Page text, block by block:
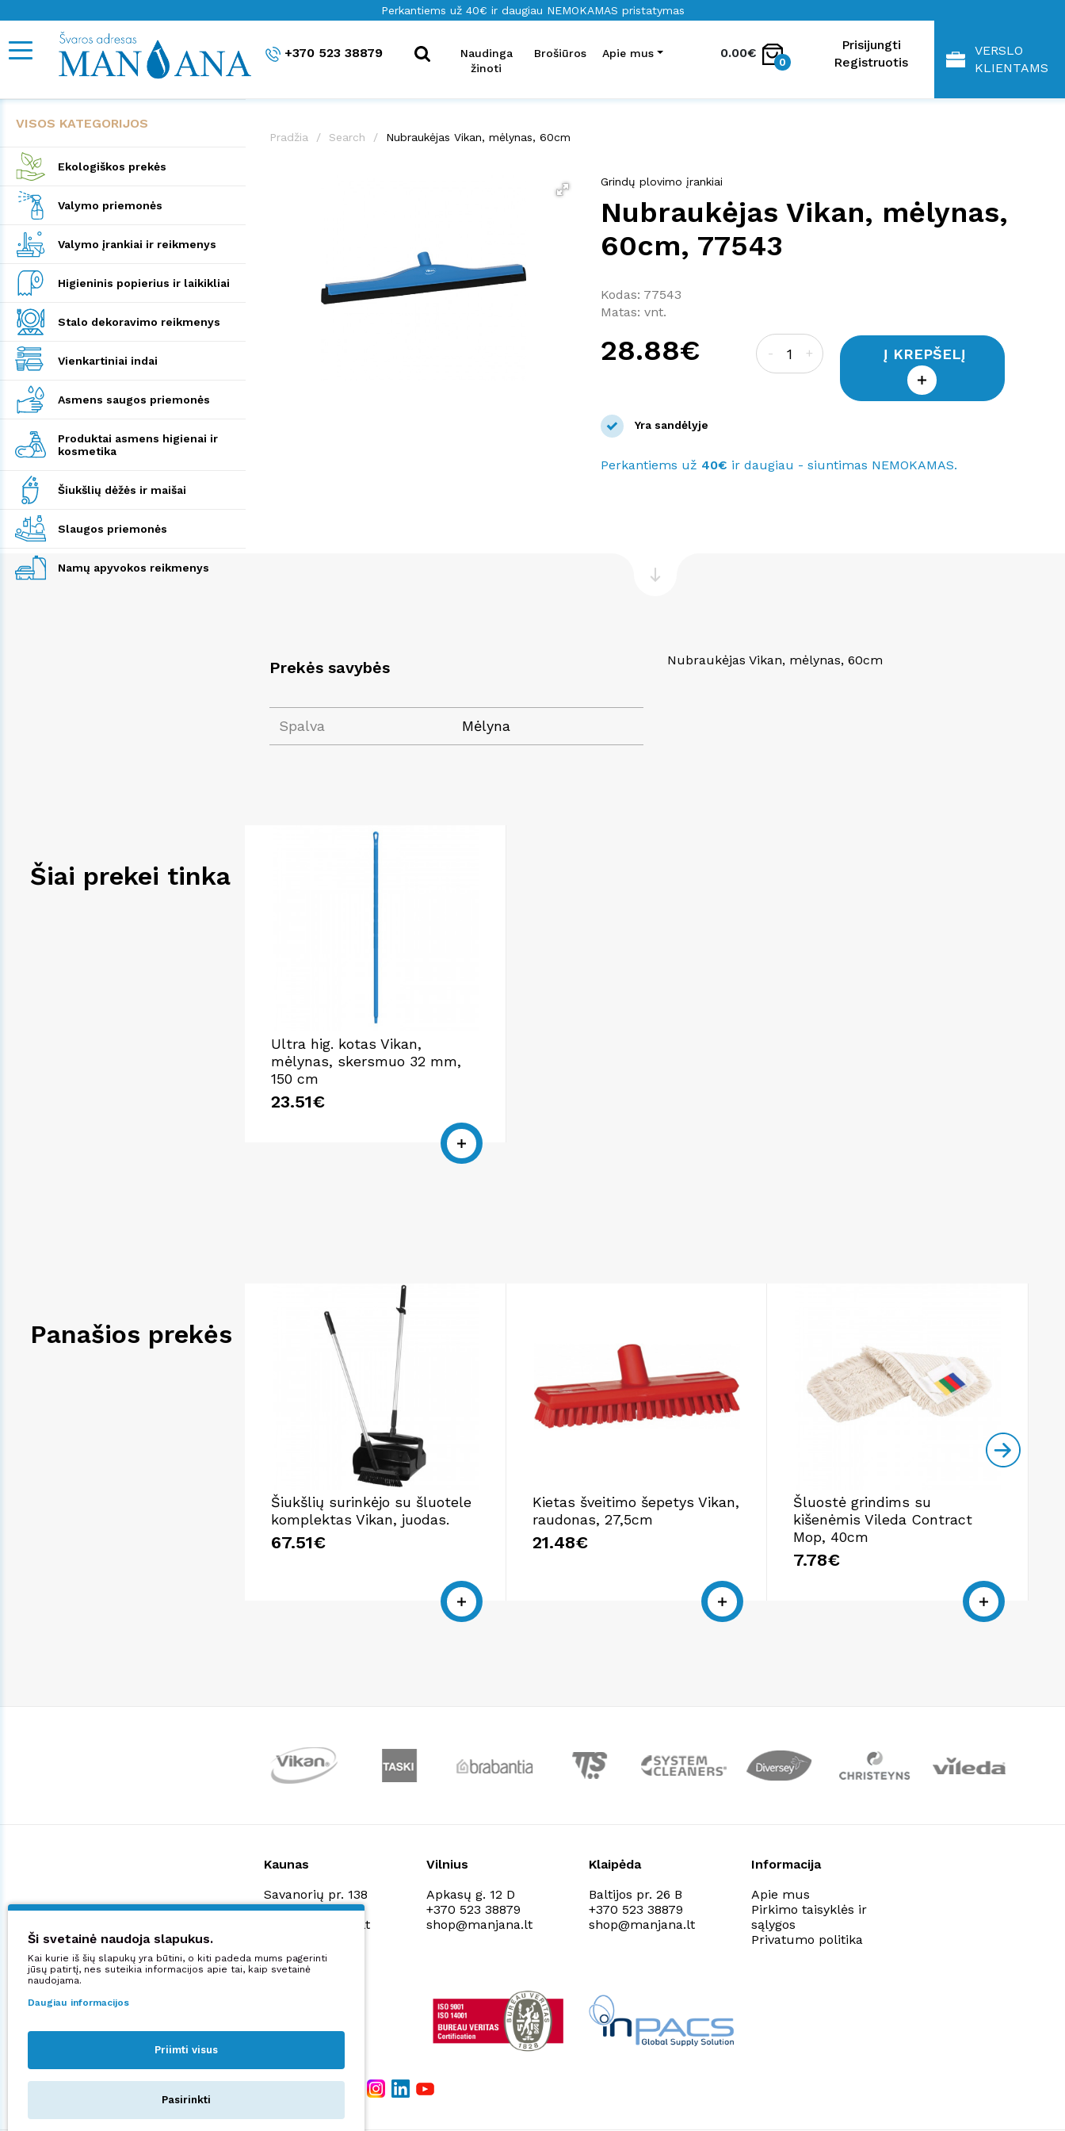
Perkantiems už 40€ ir daugiau NEMOKAMAS pristatymas
+370 523 38879
Naudinga
žinoti
Brošiūros Apie mus 0.00€
0
Prisijungti
Registruotis
VERSLO
KLIENTAMS
VISOS KATEGORIJOS
Ekologiškos prekės
Valymo priemonės
Valymo įrankiai ir reikmenys
Higieninis popierius ir laikikliai
Stalo dekoravimo reikmenys
Vienkartiniai indai
Asmens saugos priemonės
Produktai asmens higienai ir
kosmetika
Šiukšlių dėžės ir maišai
Slaugos priemonės
Namų apyvokos reikmenys
Pradžia Search Nubraukėjas Vikan, mėlynas, 60cm
Grindų plovimo įrankiai
Nubraukėjas Vikan, mėlynas,
60cm, 77543
Kodas: 77543
Matas: vnt.
28.88€ - + Į KREPŠELĮ
Yra sandėlyje
Perkantiems už 40€ ir daugiau - siuntimas NEMOKAMAS.
Prekės savybės
Spalva Mėlyna
Nubraukėjas Vikan, mėlynas, 60cm
Šiai prekei tinka
Ultra hig. kotas Vikan,
mėlynas, skersmuo 32 mm,
150 cm
23.51€
Panašios prekės
Šiukšlių surinkėjo su šluotele
komplektas Vikan, juodas.
67.51€
Kietas šveitimo šepetys Vikan,
raudonas, 27,5cm
21.48€
Šluostė grindims su
kišenėmis Vileda Contract
Mop, 40cm
7.78€
Kaunas
Savanorių pr. 138
+370 523 38879
shop@manjana.lt
Vilnius
Apkasų g. 12 D
+370 523 38879
shop@manjana.lt
Klaipėda
Baltijos pr. 26 B
+370 523 38879
shop@manjana.lt
Informacija
Apie mus
Pirkimo taisyklės ir
sąlygos
Privatumo politika
Didžiuojamės:
Ši svetainė naudoja slapukus.
Kai kurie iš šių slapukų yra būtini, o kiti padeda mums pagerinti
jūsų patirtį, nes suteikia informacijos apie tai, kaip svetainė
naudojama.
Daugiau informacijos
Priimti visus
Pasirinkti